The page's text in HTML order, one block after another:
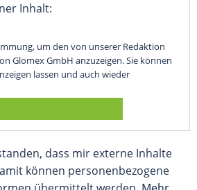
Inhalt:
um den von unserer Redaktion
Glomex GmbH anzuzeigen. Sie können
lassen und auch wieder
dass mir externe Inhalte
können personenbezogene